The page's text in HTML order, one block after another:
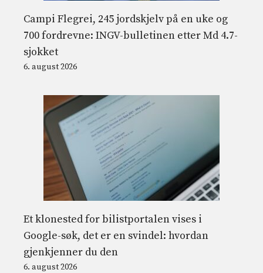
Campi Flegrei, 245 jordskjelv på en uke og
700 fordrevne: INGV-bulletinen etter Md 4.7-
sjokket
6. august 2026
Et klonested for bilistportalen vises i
Google-søk, det er en svindel: hvordan
gjenkjenner du den
6. august 2026